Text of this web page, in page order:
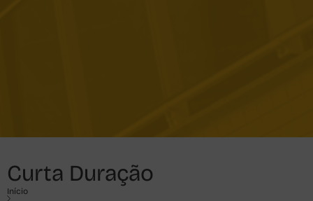
Curta Duração
Início